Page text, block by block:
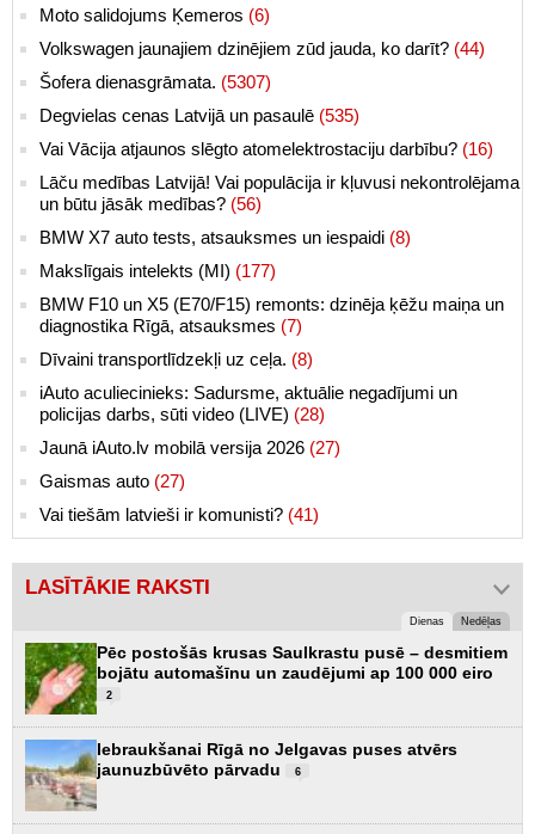
Moto salidojums Ķemeros (6)
Volkswagen jaunajiem dzinējiem zūd jauda, ko darīt? (44)
Šofera dienasgrāmata. (5307)
Degvielas cenas Latvijā un pasaulē (535)
Vai Vācija atjaunos slēgto atomelektrostaciju darbību? (16)
Lāču medības Latvijā! Vai populācija ir kļuvusi nekontrolējama
un būtu jāsāk medības? (56)
BMW X7 auto tests, atsauksmes un iespaidi (8)
Makslīgais intelekts (MI) (177)
BMW F10 un X5 (E70/F15) remonts: dzinēja ķēžu maiņa un
diagnostika Rīgā, atsauksmes (7)
Dīvaini transportlīdzekļi uz ceļa. (8)
iAuto aculiecinieks: Sadursme, aktuālie negadījumi un
policijas darbs, sūti video (LIVE) (28)
Jaunā iAuto.lv mobilā versija 2026 (27)
Gaismas auto (27)
Vai tiešām latvieši ir komunisti? (41)
LASĪTĀKIE RAKSTI
Dienas Nedēļas
Pēc postošās krusas Saulkrastu pusē – desmitiem
bojātu automašīnu un zaudējumi ap 100 000 eiro
2
Iebraukšanai Rīgā no Jelgavas puses atvērs
jaunuzbūvēto pārvadu
6